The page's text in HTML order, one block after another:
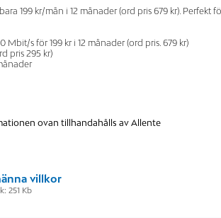
199 kr/mån i 12 månader (ord pris 679 kr). Perfekt
Mbit/s för 199 kr i 12 månader (ord pris. 679 kr)
pris 295 kr)
ovan tillhandahålls av Allente
villkor
251 Kb